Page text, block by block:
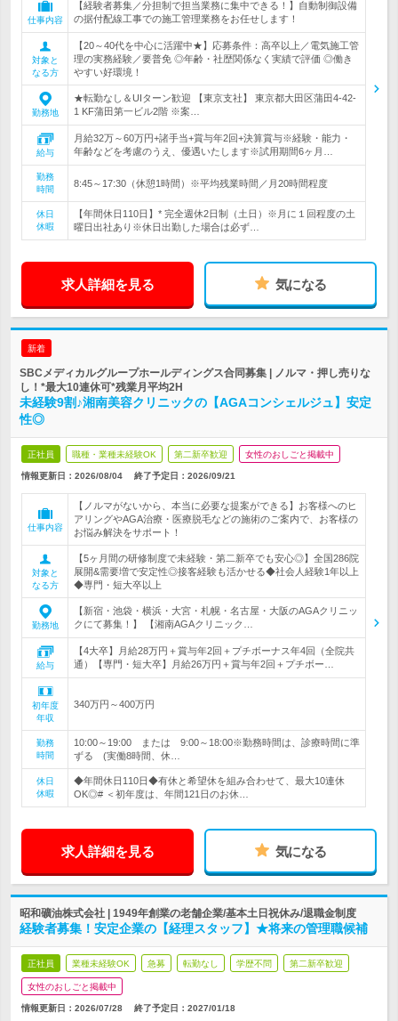
仕事内容
【経験者募集／分担制で担当業務に集中できる！】自動制御設備
の据付配線工事での施工管理業務をお任せします！
対象と
なる方
【20～40代を中心に活躍中★】応募条件：高卒以上／電気施工管
理の実務経験／要普免 ◎年齢・社歴関係なく実績で評価 ◎働き
やすい好環境！
勤務地
★転勤なし＆UIターン歓迎 【東京支社】 東京都大田区蒲田4-42-
1 KF蒲田第一ビル2階 ※案…
給与
月給32万～60万円+諸手当+賞与年2回+決算賞与※経験・能力・
年齢などを考慮のうえ、優遇いたします※試用期間6ヶ月…
勤務
時間
8:45～17:30（休憩1時間）※平均残業時間／月20時間程度
休日
休暇
【年間休日110日】* 完全週休2日制（土日）※月に１回程度の土
曜日出社あり※休日出勤した場合は必ず…
求人詳細を見る 気になる
新着
SBCメディカルグループホールディングス合同募集 | ノルマ・押し売りな
し！*最大10連休可*残業月平均2H
未経験9割♪湘南美容クリニックの【AGAコンシェルジュ】安定
性◎
正社員 職種・業種未経験OK 第二新卒歓迎 女性のおしごと掲載中
情報更新日：2026/08/04 終了予定日： 2026/09/21
仕事内容
【ノルマがないから、本当に必要な提案ができる】お客様へのヒ
アリングやAGA治療・医療脱毛などの施術のご案内で、お客様の
お悩み解決をサポート！
対象と
なる方
【5ヶ月間の研修制度で未経験・第二新卒でも安心◎】全国286院
展開&需要増で安定性◎接客経験も活かせる◆社会人経験1年以上
◆専門・短大卒以上
勤務地
【新宿・池袋・横浜・大宮・札幌・名古屋・大阪のAGAクリニッ
クにて募集！】 【湘南AGAクリニック…
給与
【4大卒】月給28万円＋賞与年2回＋プチボーナス年4回（全院共
通）【専門・短大卒】月給26万円＋賞与年2回＋プチボー…
初年度
年収
340万円～400万円
勤務
時間
10:00～19:00 または 9:00～18:00※勤務時間は、診療時間に準
ずる (実働8時間、休…
休日
休暇
◆年間休日110日◆有休と希望休を組み合わせて、最大10連休
OK◎# ＜初年度は、年間121日のお休…
求人詳細を見る 気になる
昭和礦油株式会社 | 1949年創業の老舗企業/基本土日祝休み/退職金制度
経験者募集！安定企業の【経理スタッフ】★将来の管理職候補
正社員 業種未経験OK 急募 転勤なし 学歴不問 第二新卒歓迎
女性のおしごと掲載中
情報更新日：2026/07/28 終了予定日： 2027/01/18